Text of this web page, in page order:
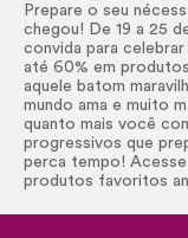
Prepare o seu
chegou! De 19 a 25
convida para celebrar
até 60% em
aquele batom
mundo ama e muito
quanto mais você
progressivos que
perca tempo! Acesse
produtos favoritos